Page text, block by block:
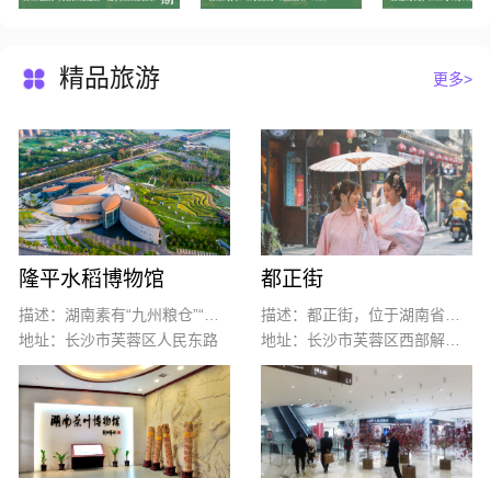
精品旅游 更多>
隆平水稻博物馆
地址：长沙市芙蓉区人民东路
都正街